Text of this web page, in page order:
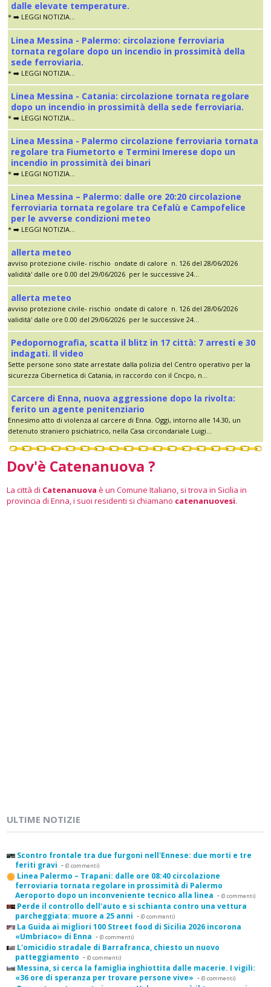
dalle elevate temperature.
* ➡️ LEGGI NOTIZIA...
Linea Messina - Palermo: circolazione ferroviaria
tornata regolare dopo un incendio in prossimità della
sede ferroviaria.
* ➡️ LEGGI NOTIZIA...
Linea Messina - Catania: circolazione tornata regolare
dopo un incendio in prossimità della sede ferroviaria.
* ➡️ LEGGI NOTIZIA...
Linea Messina - Palermo circolazione ferroviaria tornata
regolare tra Fiumetorto e Termini Imerese dopo un
incendio in prossimità dei binari
* ➡️ LEGGI NOTIZIA...
Linea Messina – Palermo: dalle ore 20:20 circolazione
ferroviaria tornata regolare tra Cefalù e Campofelice
per le avverse condizioni meteo
* ➡️ LEGGI NOTIZIA...
allerta meteo
avviso protezione civile- rischio ondate di calore n. 126 del 28/06/2026
validità' dalle ore 0.00 del 29/06/2026 per le successive 24...
allerta meteo
avviso protezione civile- rischio ondate di calore n. 126 del 28/06/2026
validità' dalle ore 0.00 del 29/06/2026 per le successive 24...
Pedopornografia, scatta il blitz in 17 città: 7 arresti e 30
indagati. Il video
Sette persone sono state arrestate dalla polizia del Centro operativo per la
sicurezza Cibernetica di Catania, in raccordo con il Cncpo, n...
Carcere di Enna, nuova aggressione dopo la rivolta:
ferito un agente penitenziario
Ennesimo atto di violenza al carcere di Enna. Oggi, intorno alle 14.30, un
detenuto straniero psichiatrico, nella Casa circondariale Luigi...
Dov'è Catenanuova ?
La città di Catenanuova è un Comune Italiano, si trova in Sicilia in
provincia di Enna, i suoi residenti si chiamano catenanuovesi.
ULTIME NOTIZIE
Scontro frontale tra due furgoni nell'Ennese: due morti e tre
feriti gravi - (0 commenti)
Linea Palermo – Trapani: dalle ore 08:40 circolazione
ferroviaria tornata regolare in prossimità di Palermo
Aeroporto dopo un inconveniente tecnico alla linea - (0 commenti)
Perde il controllo dell'auto e si schianta contro una vettura
parcheggiata: muore a 25 anni - (0 commenti)
La Guida ai migliori 100 Street food di Sicilia 2026 incorona
«Umbriaco» di Enna - (0 commenti)
L'omicidio stradale di Barrafranca, chiesto un nuovo
patteggiamento - (0 commenti)
Messina, si cerca la famiglia inghiottita dalle macerie. I vigili:
«36 ore di speranza per trovare persone vive» - (0 commenti)